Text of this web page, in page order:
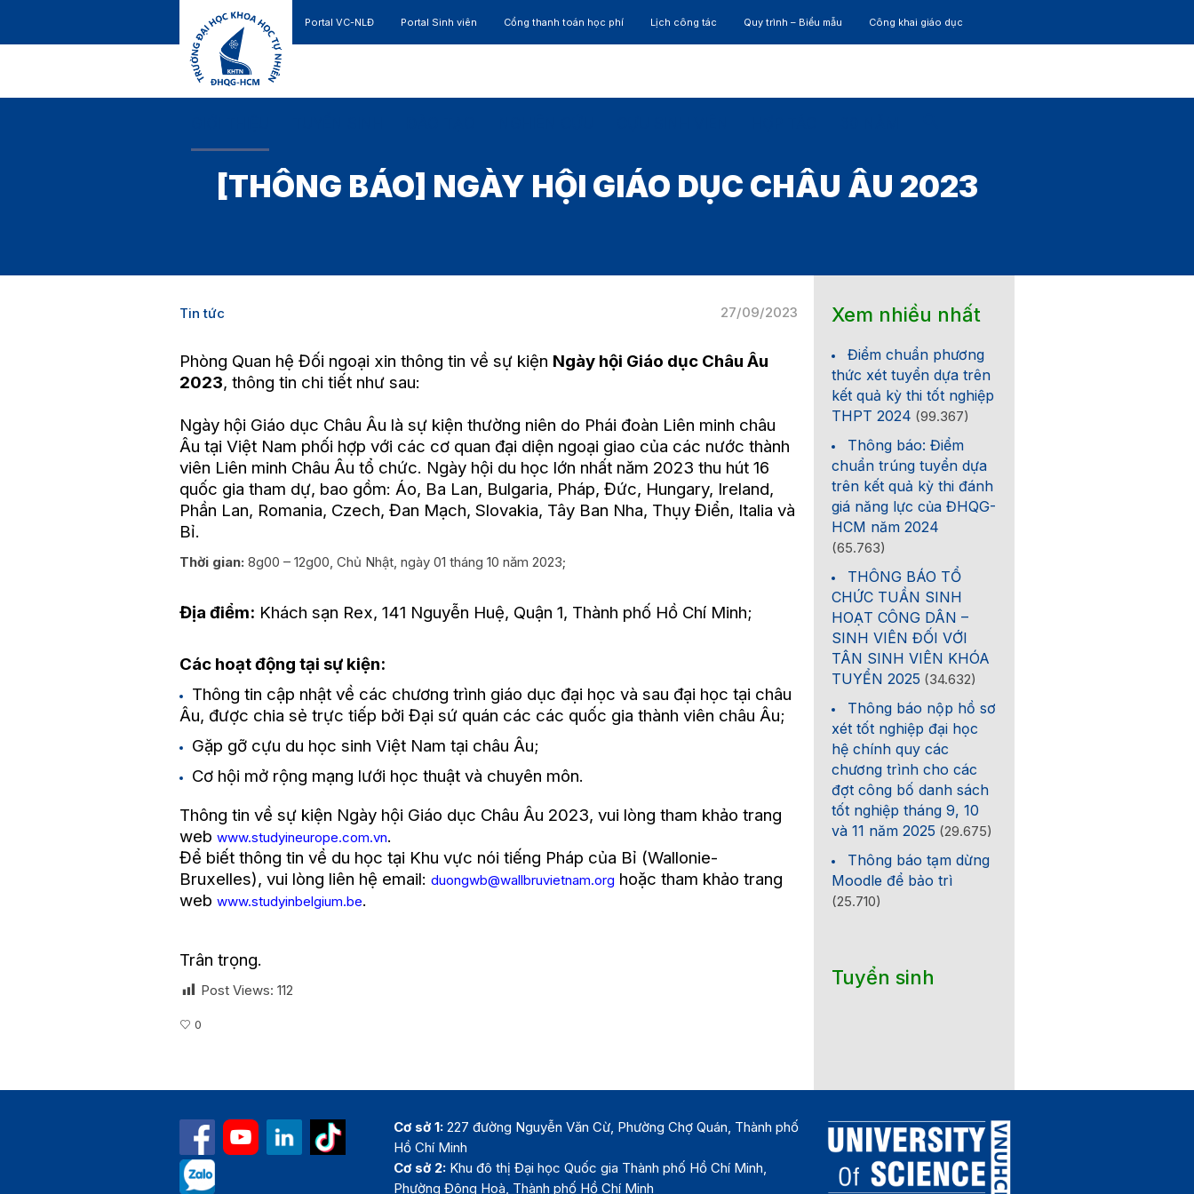
Portal VC-NLĐ Portal Sinh viên Cổng thanh toán học phí Lịch công tác Quy trình – Biểu mẫu Công khai giáo dục
[THÔNG BÁO] NGÀY HỘI GIÁO DỤC CHÂU ÂU 2023
27/09/2023
Tin tức
Phòng Quan hệ Đối ngoại xin thông tin về sự kiện Ngày hội Giáo dục Châu Âu
2023, thông tin chi tiết như sau:
Ngày hội Giáo dục Châu Âu là sự kiện thường niên do Phái đoàn Liên minh châu
Âu tại Việt Nam phối hợp với các cơ quan đại diện ngoại giao của các nước thành
viên Liên minh Châu Âu tổ chức. Ngày hội du học lớn nhất năm 2023 thu hút 16
quốc gia tham dự, bao gồm: Áo, Ba Lan, Bulgaria, Pháp, Đức, Hungary, Ireland,
Phần Lan, Romania, Czech, Đan Mạch, Slovakia, Tây Ban Nha, Thụy Điển, Italia và
Bỉ.
Thời gian: 8g00 – 12g00, Chủ Nhật, ngày 01 tháng 10 năm 2023;
Địa điểm: Khách sạn Rex, 141 Nguyễn Huệ, Quận 1, Thành phố Hồ Chí Minh;
Các hoạt động tại sự kiện:
Thông tin cập nhật về các chương trình giáo dục đại học và sau đại học tại châu
Âu, được chia sẻ trực tiếp bởi Đại sứ quán các các quốc gia thành viên châu Âu;
Gặp gỡ cựu du học sinh Việt Nam tại châu Âu;
Cơ hội mở rộng mạng lưới học thuật và chuyên môn.
Thông tin về sự kiện Ngày hội Giáo dục Châu Âu 2023, vui lòng tham khảo trang
web www.studyineurope.com.vn.
Để biết thông tin về du học tại Khu vực nói tiếng Pháp của Bỉ (Wallonie-
Bruxelles), vui lòng liên hệ email: duongwb@wallbruvietnam.org hoặc tham khảo trang
web www.studyinbelgium.be.
Trân trọng.
Post Views: 112
0
Xem nhiều nhất
Điểm chuẩn phương
thức xét tuyển dựa trên
kết quả kỳ thi tốt nghiệp
THPT 2024 (99.367)
Thông báo: Điểm
chuẩn trúng tuyển dựa
trên kết quả kỳ thi đánh
giá năng lực của ĐHQG-
HCM năm 2024
(65.763)
THÔNG BÁO TỔ
CHỨC TUẦN SINH
HOẠT CÔNG DÂN –
SINH VIÊN ĐỐI VỚI
TÂN SINH VIÊN KHÓA
TUYỂN 2025 (34.632)
Thông báo nộp hồ sơ
xét tốt nghiệp đại học
hệ chính quy các
chương trình cho các
đợt công bố danh sách
tốt nghiệp tháng 9, 10
và 11 năm 2025 (29.675)
Thông báo tạm dừng
Moodle để bảo trì
(25.710)
Tuyển sinh
Cơ sở 1: 227 đường Nguyễn Văn Cừ, Phường Chợ Quán, Thành phố
Hồ Chí Minh
Cơ sở 2: Khu đô thị Đại học Quốc gia Thành phố Hồ Chí Minh,
Phường Đông Hoà, Thành phố Hồ Chí Minh